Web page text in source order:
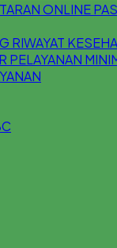
ONLINE
RIWAYAT
PELAYANAN